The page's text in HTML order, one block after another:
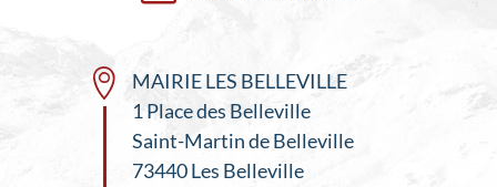
MAIRIE LES BELLEVILLE
1 Place des Belleville
Saint-Martin de Belleville
73440 Les Belleville